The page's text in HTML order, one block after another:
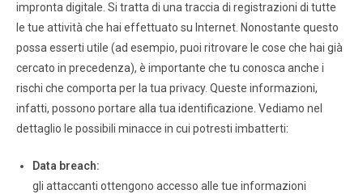
impronta digitale. Si tratta di una traccia di registrazioni di tutte
le tue attività che hai effettuato su Internet. Nonostante questo
possa esserti utile (ad esempio, puoi ritrovare le cose che hai già
cercato in precedenza), è importante che tu conosca anche i
rischi che comporta per la tua privacy. Queste informazioni,
infatti, possono portare alla tua identificazione. Vediamo nel
dettaglio le possibili minacce in cui potresti imbatterti:
Data breach:
gli attaccanti ottengono accesso alle tue informazioni